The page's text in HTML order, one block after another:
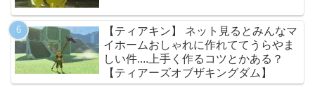
【ティアキン】 ネット見るとみんなマ
イホームおしゃれに作れててうらやま
しい件....上手く作るコツとかある？
【ティアーズオブザキングダム】